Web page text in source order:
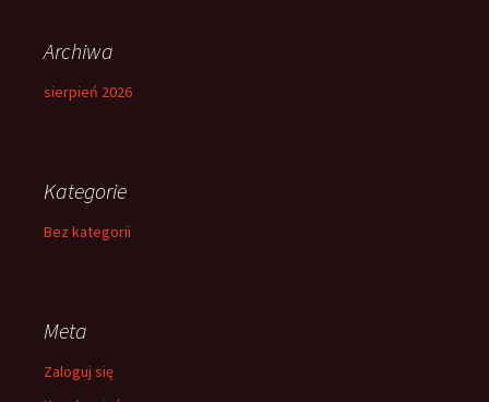
Archiwa
sierpień 2026
Kategorie
Bez kategorii
Meta
Zaloguj się